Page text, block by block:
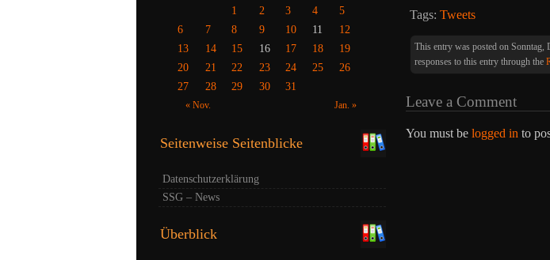
« Nov. Jan. »
1 2 3 4
5
6
7 8 9 10 11
12
13
14 15 16 17 18
19
20
21 22 23 24 25
26
27
28 29 30 31
Seitenweise Seitenblicke
Datenschutzerklärung
SSG – News
Überblick
Tags: Tweets
This entry was posted on Sonntag,
responses to this entry through the
Leave a Comment
You must be logged in to